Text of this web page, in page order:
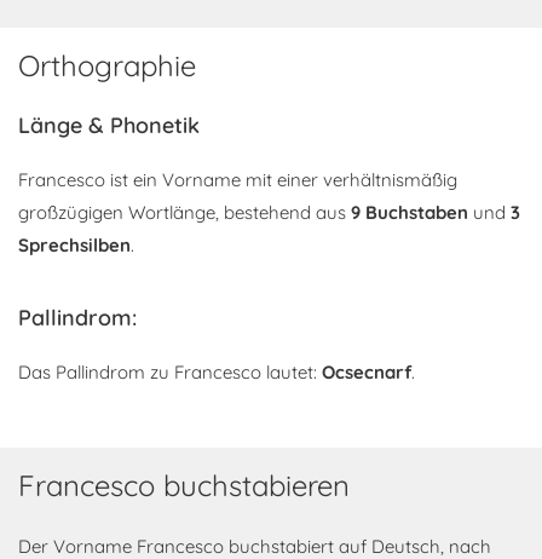
Orthographie
Länge & Phonetik
Francesco ist ein Vorname mit einer verhältnismäßig
großzügigen Wortlänge, bestehend aus 9 Buchstaben und 3
Sprechsilben.
Pallindrom:
Das Pallindrom zu Francesco lautet: Ocsecnarf.
Francesco buchstabieren
Der Vorname Francesco buchstabiert auf Deutsch, nach